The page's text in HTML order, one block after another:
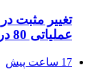
تغییر مثبت
عملیاتی 80 درصد رشد کرد
17 ساعت پیش